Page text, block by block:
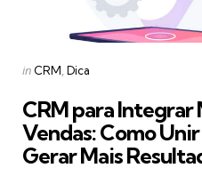
Categories
Posted
in CRM Dica
CRM para
Vendas: Como
Gerar Mais